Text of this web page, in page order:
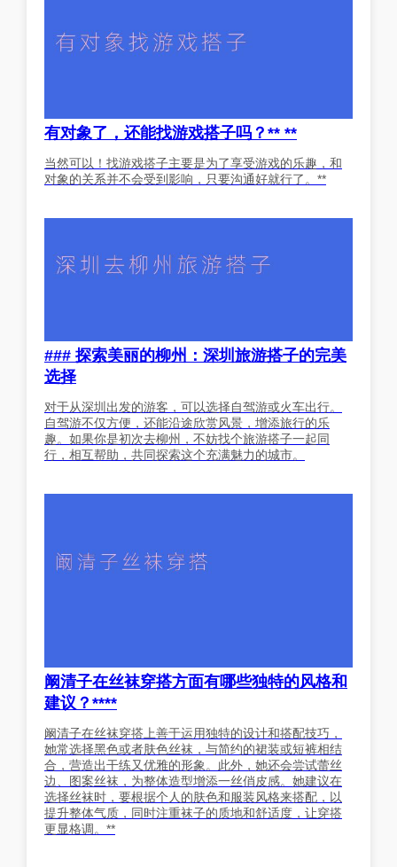
有对象了，还能找游戏搭子吗？** **
当然可以！找游戏搭子主要是为了享受游戏的乐趣，和
对象的关系并不会受到影响，只要沟通好就行了。**
### 探索美丽的柳州：深圳旅游搭子的完美
选择
对于从深圳出发的游客，可以选择自驾游或火车出行。
自驾游不仅方便，还能沿途欣赏风景，增添旅行的乐
趣。如果你是初次去柳州，不妨找个旅游搭子一起同
行，相互帮助，共同探索这个充满魅力的城市。
阚清子在丝袜穿搭方面有哪些独特的风格和
建议？****
阚清子在丝袜穿搭上善于运用独特的设计和搭配技巧，
她常选择黑色或者肤色丝袜，与简约的裙装或短裤相结
合，营造出干练又优雅的形象。此外，她还会尝试蕾丝
边、图案丝袜，为整体造型增添一丝俏皮感。她建议在
选择丝袜时，要根据个人的肤色和服装风格来搭配，以
提升整体气质，同时注重袜子的质地和舒适度，让穿搭
更显格调。**